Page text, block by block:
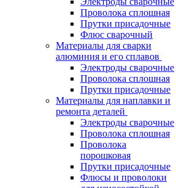
Проволока сплошная
Прутки присадочные
Флюс сварочный
Материалы для сварки
алюминия и его сплавов
Электроды сварочные
Проволока сплошная
Прутки присадочные
Материалы для наплавки и
ремонта деталей
Электроды сварочные
Проволока сплошная
Проволока
порошковая
Прутки присадочные
Флюсы и проволоки